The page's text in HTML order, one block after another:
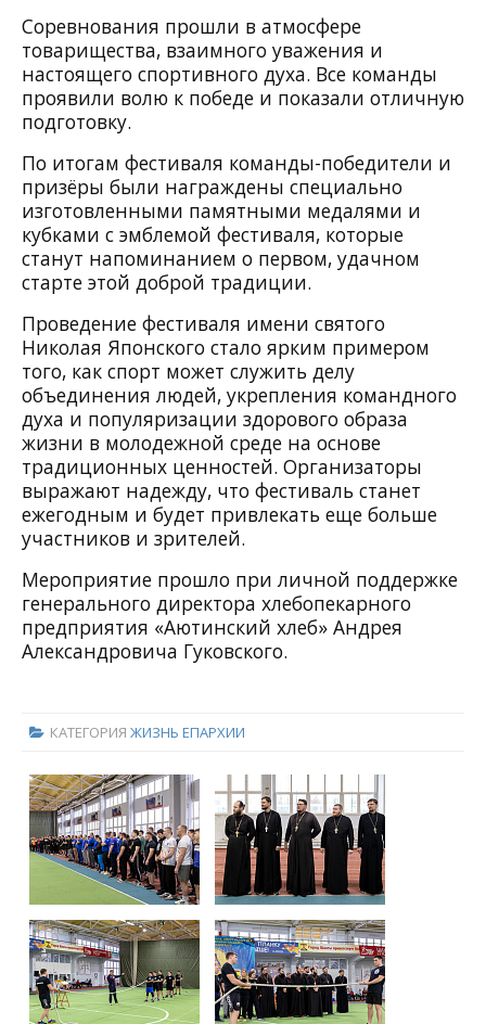
Соревнования прошли в атмосфере
товарищества, взаимного уважения и
настоящего спортивного духа. Все команды
проявили волю к победе и показали отличную
подготовку.
По итогам фестиваля команды-победители и
призёры были награждены специально
изготовленными памятными медалями и
кубками с эмблемой фестиваля, которые
станут напоминанием о первом, удачном
старте этой доброй традиции.
Проведение фестиваля имени святого
Николая Японского стало ярким примером
того, как спорт может служить делу
объединения людей, укрепления командного
духа и популяризации здорового образа
жизни в молодежной среде на основе
традиционных ценностей. Организаторы
выражают надежду, что фестиваль станет
ежегодным и будет привлекать еще больше
участников и зрителей.
Мероприятие прошло при личной поддержке
генерального директора хлебопекарного
предприятия «Аютинский хлеб» Андрея
Александровича Гуковского.
КАТЕГОРИЯ ЖИЗНЬ ЕПАРХИИ